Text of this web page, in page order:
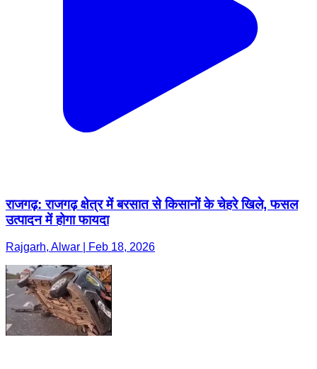
राजगढ़: राजगढ़ क्षेत्र में बरसात से किसानों के चेहरे खिले, फसल
उत्पादन में होगा फायदा
Rajgarh, Alwar | Feb 18, 2026